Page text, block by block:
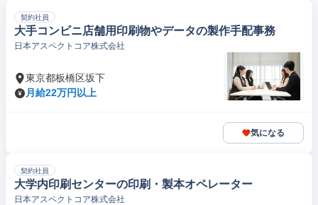
契約社員
大手コンビニ店舗用印刷物やデータの製作手配事務
日本アスペクトコア株式会社
東京都板橋区坂下
月給22万円以上
気になる
契約社員
大学内印刷センターの印刷・製本オペレーター
日本アスペクトコア株式会社